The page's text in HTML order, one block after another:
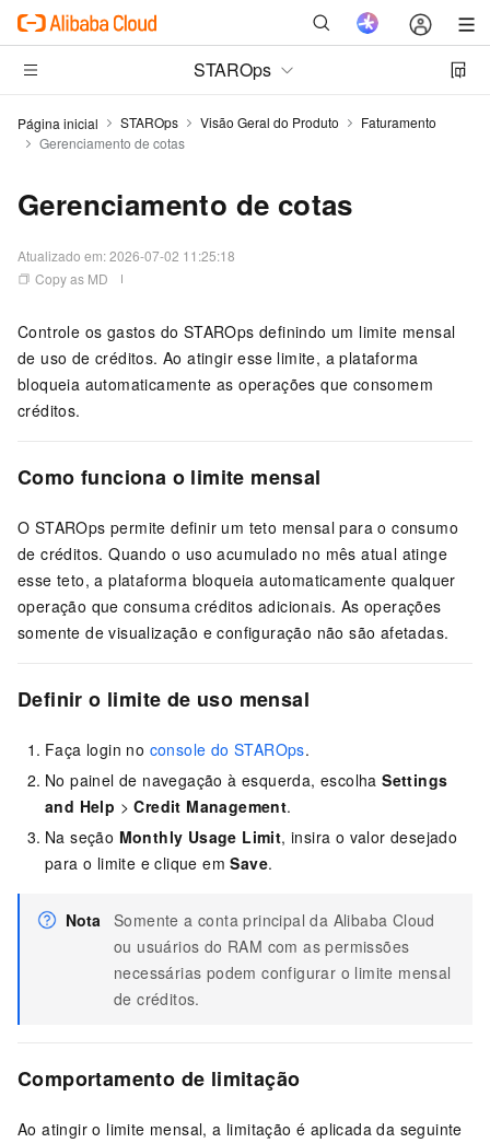
STAROps
Página inicial STAROps Visão Geral do Produto
Faturamento
Gerenciamento de cotas
Gerenciamento de cotas
Atualizado em:2026-07-02 11:25:18
Copy as MD
Controle os gastos do STAROps definindo um limite mensal
de uso de créditos. Ao atingir esse limite, a plataforma
bloqueia automaticamente as operações que consomem
créditos.
Como funciona o limite mensal
O STAROps permite definir um teto mensal para o consumo
de créditos. Quando o uso acumulado no mês atual atinge
esse teto, a plataforma bloqueia automaticamente qualquer
operação que consuma créditos adicionais. As operações
somente de visualização e configuração não são afetadas.
Definir o limite de uso mensal
Faça login no console do STAROps.
No painel de navegação à esquerda, escolhaSettings
and Help >Credit Management.
Na seção Monthly Usage Limit, insira o valor desejado
para o limite e clique emSave.
Nota Somente a conta principal da Alibaba Cloud
ou usuários do RAM com as permissões
necessárias podem configurar o limite mensal
de créditos.
Comportamento de limitação
Ao atingir o limite mensal, a limitação é aplicada da seguinte